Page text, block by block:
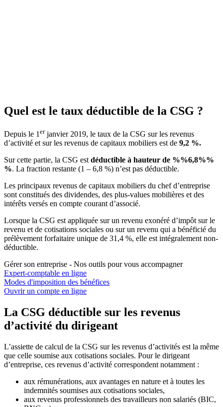
Quel est le taux déductible de la CSG ?
Depuis le 1 erjanvier 2019, le taux de la CSG sur les revenus
d’activité et sur les revenus de capitaux mobiliers est de 9,2 %.
Sur cette partie, la CSG est déductible à hauteur de %%6,8%%
%. La fraction restante (1 – 6,8 %) n’est pas déductible.
Les principaux revenus de capitaux mobiliers du chef d’entreprise
sont constitués des dividendes, des plus-values mobilières et des
intérêts versés en compte courant d’associé.
Lorsque la CSG est appliquée sur un revenu exonéré d’impôt sur le
revenu et de cotisations sociales ou sur un revenu qui a bénéficié du
prélèvement forfaitaire unique de 31,4 %, elle est intégralement non-
déductible.
Gérer son entreprise - Nos outils pour vous accompagner
Expert-comptable en ligne
Modes d'imposition des bénéfices
Ouvrir un compte en ligne
La CSG déductible sur les revenus
d’activité du dirigeant
L’assiette de calcul de la CSG sur les revenus d’activités est la même
que celle soumise aux cotisations sociales. Pour le dirigeant
d’entreprise, ces revenus d’activité correspondent notamment :
aux rémunérations, aux avantages en nature et à toutes les
indemnités soumises aux cotisations sociales,
aux revenus professionnels des travailleurs non salariés (BIC,